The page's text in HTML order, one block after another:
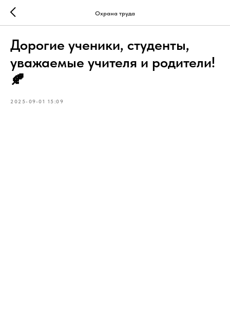
Охрана труда
Дорогие ученики, студенты,
уважаемые учителя и родители!
🍂
2025-09-01 15:09